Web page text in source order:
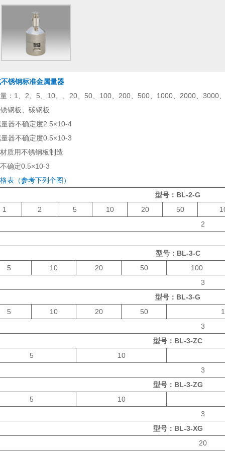
锈钢标准金属量器
：1、2、5、10、、20、50、100、200、500、1000、2000、3000
钢板、碳钢板
器不确定度2.5×10-4
器不确定度0.5×10-3
质用不锈钢板制造
确定0.5×10-3
表（参考下列个图）
型号：BL-2-G
1
2 5 10 20 50
2
型号：BL-3-C
5
10 20 50
100
3
型号：BL-3-G
5
10 20 50
3
型号：BL-3-ZC
5
10
3
型号：BL-3-ZG
5
10
3
型号：BL-3-XG
20